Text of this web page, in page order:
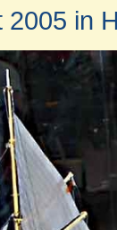
2005 in